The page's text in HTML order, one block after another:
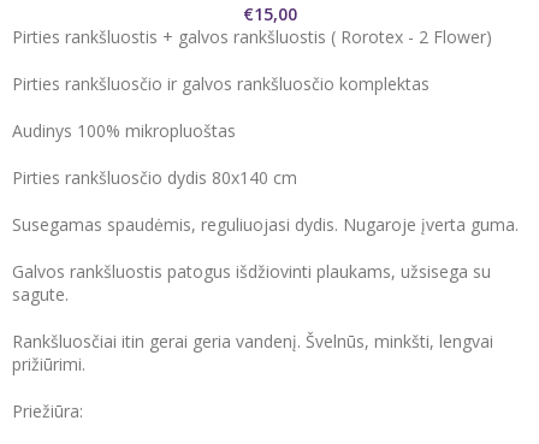
€15,00
Pirties rankšluostis + galvos rankšluostis ( Rorotex - 2 Flower)
Pirties rankšluosčio ir galvos rankšluosčio komplektas
Audinys 100% mikropluoštas
Pirties rankšluosčio dydis 80x140 cm
Susegamas spaudėmis, reguliuojasi dydis. Nugaroje įverta guma.
Galvos rankšluostis patogus išdžiovinti plaukams, užsisega su
sagute.
Rankšluosčiai itin gerai geria vandenį. Švelnūs, minkšti, lengvai
prižiūrimi.
Priežiūra: